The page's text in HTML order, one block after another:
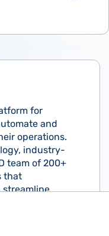
for
and
operations.
industry-
team of 200+
that
streamline
the
complete